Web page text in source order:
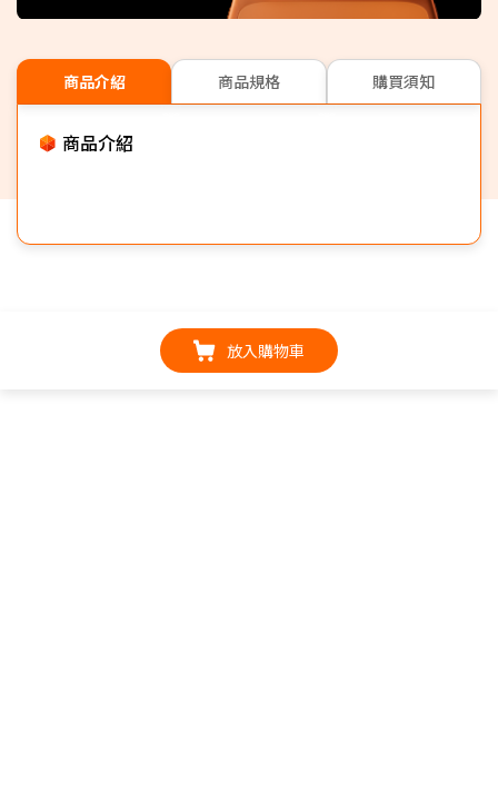
商品介紹 商品規格 購買須知
商品介紹
放入購物車